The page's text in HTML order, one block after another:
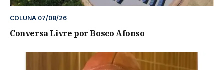
COLUNA 07/08/26
Conversa Livre por Bosco Afonso